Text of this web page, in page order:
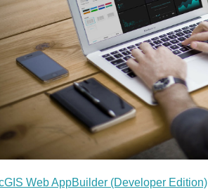
Web AppBuilder (Developer Edition)